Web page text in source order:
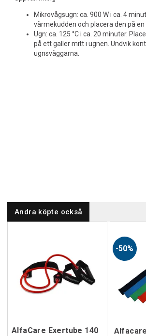
Mikrovågsugn: ca. 900 W i ca. 4
värmekudden och placera den på en
Ugn: ca. 125 °C i ca. 20 minuter.
på ett galler mitt i ugnen. Undvik
ugnsväggarna.
Andra köpte också
AlfaCare Exertube 140
50%